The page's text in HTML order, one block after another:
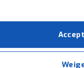
zorgen we
goed werkt.
advertenties
op